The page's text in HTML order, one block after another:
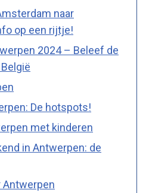
naar
op een rijtje!
2024 – Beleef de
De hotspots!
met kinderen
in Antwerpen: de
Antwerpen